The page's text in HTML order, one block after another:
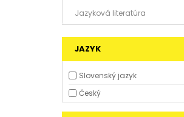
Jazyková literatúra
JAZYK
Slovenský jazyk
Český